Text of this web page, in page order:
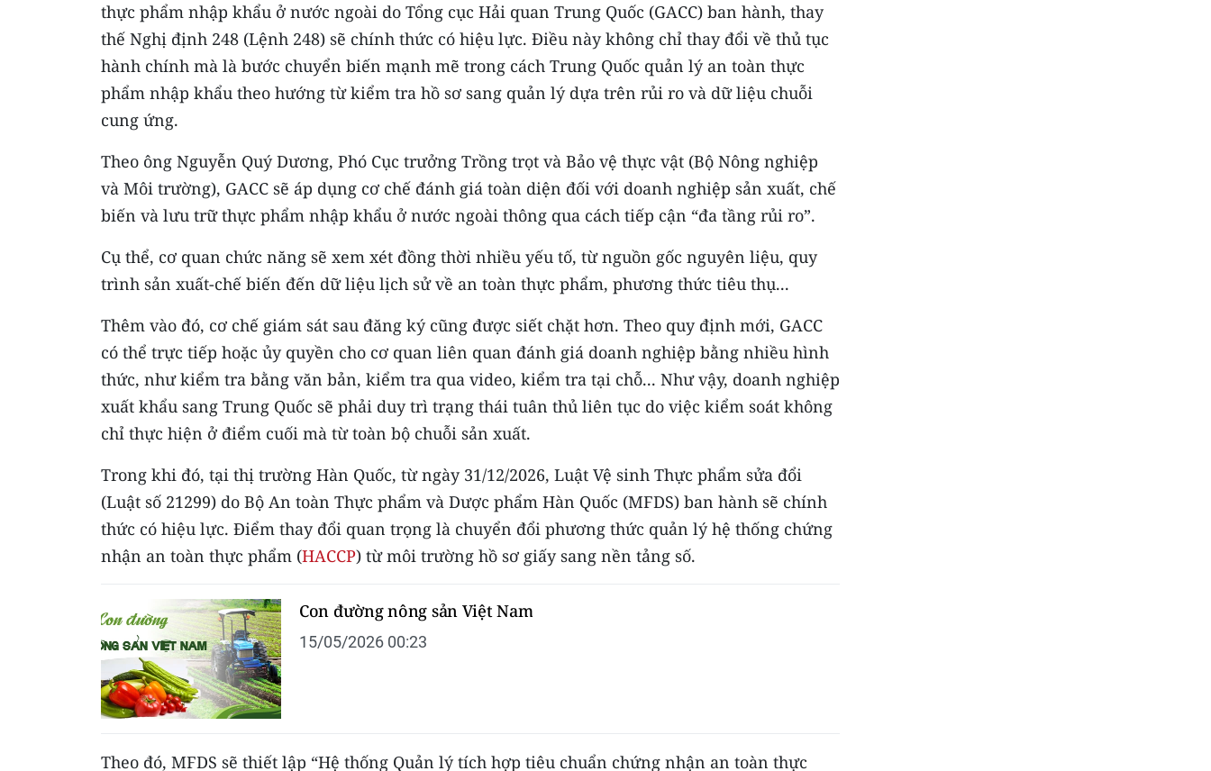
thực phẩm nhập khẩu ở nước ngoài do Tổng cục Hải quan Trung Quốc (GACC) ban hành, thay
thế Nghị định 248 (Lệnh 248) sẽ chính thức có hiệu lực. Điều này không chỉ thay đổi về thủ tục
hành chính mà là bước chuyển biến mạnh mẽ trong cách Trung Quốc quản lý an toàn thực
phẩm nhập khẩu theo hướng từ kiểm tra hồ sơ sang quản lý dựa trên rủi ro và dữ liệu chuỗi
cung ứng.
Theo ông Nguyễn Quý Dương, Phó Cục trưởng Trồng trọt và Bảo vệ thực vật (Bộ Nông nghiệp
và Môi trường), GACC sẽ áp dụng cơ chế đánh giá toàn diện đối với doanh nghiệp sản xuất, chế
biến và lưu trữ thực phẩm nhập khẩu ở nước ngoài thông qua cách tiếp cận “đa tầng rủi ro”.
Cụ thể, cơ quan chức năng sẽ xem xét đồng thời nhiều yếu tố, từ nguồn gốc nguyên liệu, quy
trình sản xuất-chế biến đến dữ liệu lịch sử về an toàn thực phẩm, phương thức tiêu thụ...
Thêm vào đó, cơ chế giám sát sau đăng ký cũng được siết chặt hơn. Theo quy định mới, GACC
có thể trực tiếp hoặc ủy quyền cho cơ quan liên quan đánh giá doanh nghiệp bằng nhiều hình
thức, như kiểm tra bằng văn bản, kiểm tra qua video, kiểm tra tại chỗ... Như vậy, doanh nghiệp
xuất khẩu sang Trung Quốc sẽ phải duy trì trạng thái tuân thủ liên tục do việc kiểm soát không
chỉ thực hiện ở điểm cuối mà từ toàn bộ chuỗi sản xuất.
Trong khi đó, tại thị trường Hàn Quốc, từ ngày 31/12/2026, Luật Vệ sinh Thực phẩm sửa đổi
(Luật số 21299) do Bộ An toàn Thực phẩm và Dược phẩm Hàn Quốc (MFDS) ban hành sẽ chính
thức có hiệu lực. Điểm thay đổi quan trọng là chuyển đổi phương thức quản lý hệ thống chứng
nhận an toàn thực phẩm (HACCP) từ môi trường hồ sơ giấy sang nền tảng số.
Con đường nông sản Việt Nam
15/05/2026 00:23
Theo đó, MFDS sẽ thiết lập “Hệ thống Quản lý tích hợp tiêu chuẩn chứng nhận an toàn thực